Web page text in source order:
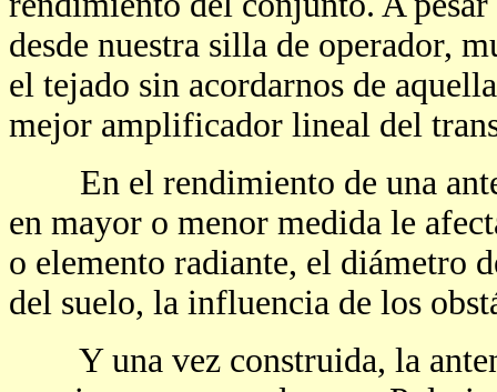
desde nuestra silla de operador,
el tejado sin acordarnos de
mejor amplificador lineal del
En el rendimiento de una
en mayor o menor medida le
o elemento radiante, el diámetro
del suelo, la influencia de los
Y una vez construida, la